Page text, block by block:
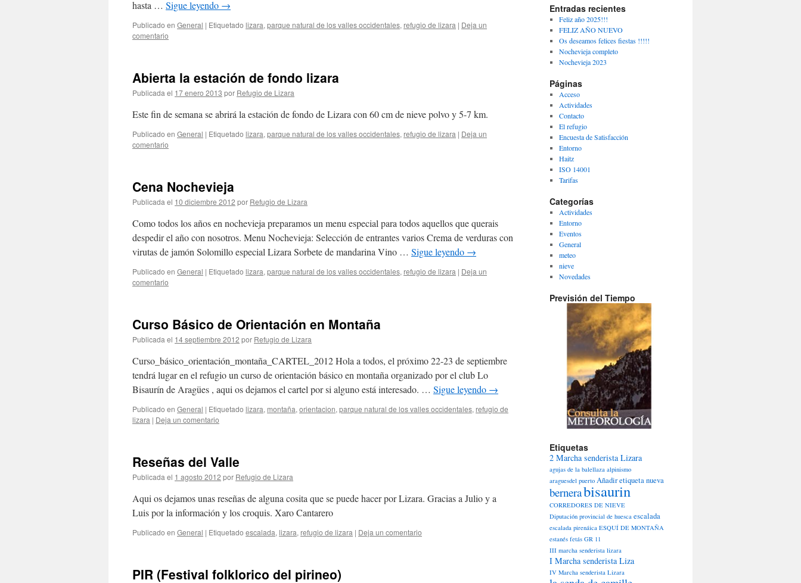
hasta … Sigue leyendo →
Publicado en General | Etiquetado lizara, parque natural de los valles occidentales, refugio de lizara | Deja un
comentario
Abierta la estación de fondo lizara
Publicada el 17 enero 2013 por Refugio de Lizara
Este fin de semana se abrirá la estación de fondo de Lizara con 60 cm de nieve polvo y 5-7 km.
Publicado en General | Etiquetado lizara, parque natural de los valles occidentales, refugio de lizara | Deja un
comentario
Cena Nochevieja
Publicada el 10 diciembre 2012 por Refugio de Lizara
Como todos los años en nochevieja preparamos un menu especial para todos aquellos que querais
despedir el año con nosotros. Menu Nochevieja: Selección de entrantes varios Crema de verduras con
virutas de jamón Solomillo especial Lizara Sorbete de mandarina Vino … Sigue leyendo →
Publicado en General | Etiquetado lizara, parque natural de los valles occidentales, refugio de lizara | Deja un
comentario
Curso Básico de Orientación en Montaña
Publicada el 14 septiembre 2012 por Refugio de Lizara
Curso_básico_orientación_montaña_CARTEL_2012 Hola a todos, el próximo 22-23 de septiembre
tendrá lugar en el refugio un curso de orientación básico en montaña organizado por el club Lo
Bisaurín de Aragües , aqui os dejamos el cartel por si alguno está interesado. … Sigue leyendo →
Publicado en General | Etiquetado lizara, montaña, orientacion, parque natural de los valles occidentales, refugio de
lizara | Deja un comentario
Reseñas del Valle
Publicada el 1 agosto 2012 por Refugio de Lizara
Aqui os dejamos unas reseñas de alguna cosita que se puede hacer por Lizara. Gracias a Julio y a
Luis por la información y los croquis. Xaro Cantarero
Publicado en General | Etiquetado escalada, lizara, refugio de lizara | Deja un comentario
PIR (Festival folklorico del pirineo)
Entradas recientes
Feliz año 2025!!!
FELIZ AÑO NUEVO
Os deseamos felices fiestas !!!!!
Nochevieja completo
Nochevieja 2023
Páginas
Acceso
Actividades
Contacto
El refugio
Encuesta de Satisfacción
Entorno
Haitz
ISO 14001
Tarifas
Categorías
Actividades
Entorno
Eventos
General
meteo
nieve
Novedades
Previsión del Tiempo
Etiquetas
2 Marcha senderista Lizara
agujas de la balellaza alpinismo
araguesdel puerto Añadir etiqueta nueva
bernerabisaurin
CORREDORES DE NIEVE
Diputación provincial de huesca escalada
escalada pirenáica ESQUÍ DE MONTAÑA
estanés fetás GR 11
III marcha senderista lizara
I Marcha senderista Liza
IV Marcha senderista Lizara